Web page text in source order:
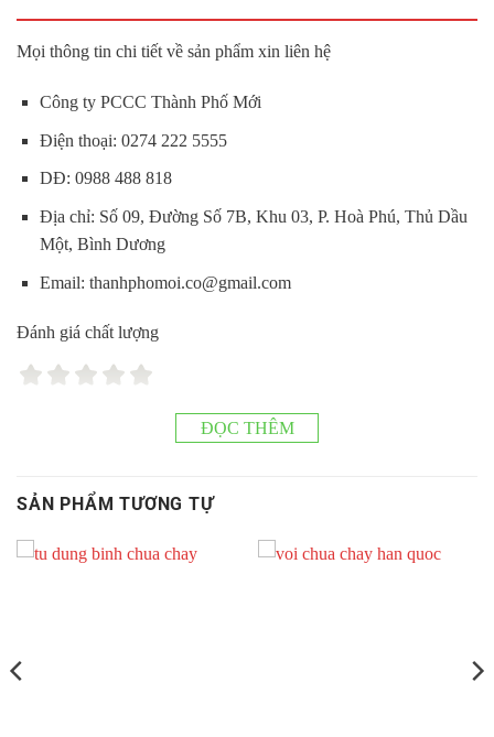
Mọi thông tin chi tiết về sản phẩm xin liên hệ
Công ty PCCC Thành Phố Mới
Điện thoại: 0274 222 5555
DĐ: 0988 488 818
Địa chỉ: Số 09, Đường Số 7B, Khu 03, P. Hoà Phú, Thủ Dầu
Một, Bình Dương
Email: thanhphomoi.co@gmail.com
Đánh giá chất lượng
Hỗ trợ khách hàng
ĐỌC THÊM
SẢN PHẨM TƯƠNG TỰ